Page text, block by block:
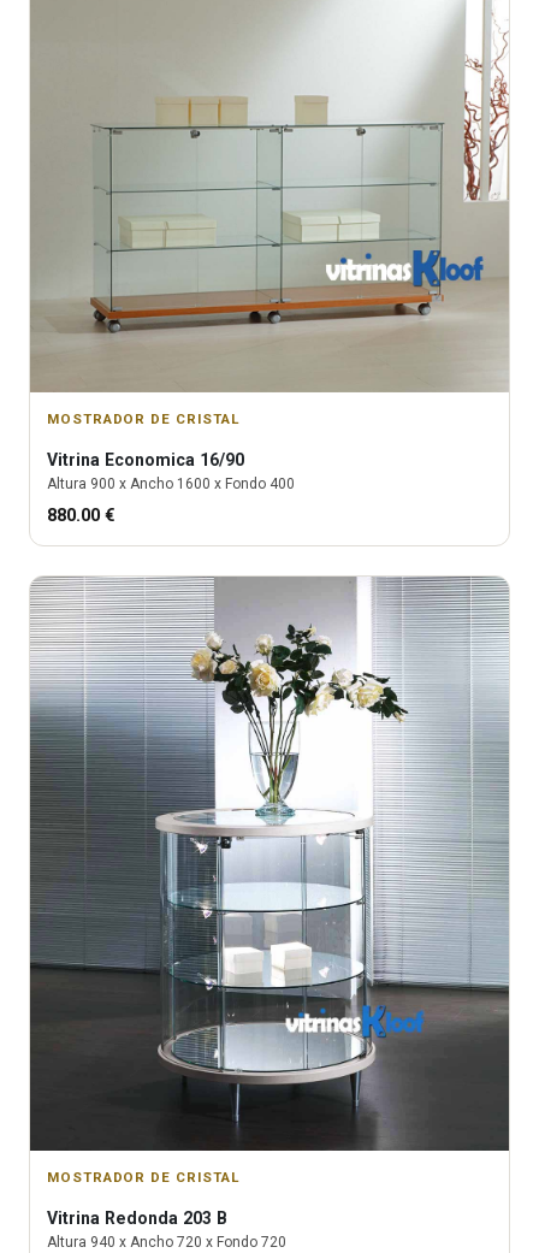
MOSTRADOR DE CRISTAL
Vitrina Economica 16/90
Altura 900 x Ancho 1600 x Fondo 400
880.00 €
MOSTRADOR DE CRISTAL
Vitrina Redonda 203 B
Altura 940 x Ancho 720 x Fondo 720